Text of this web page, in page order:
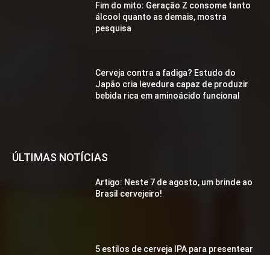
Fim do mito: Geração Z consome tanto
álcool quanto as demais, mostra
pesquisa
Cerveja contra a fadiga? Estudo do
Japão cria levedura capaz de produzir
bebida rica em aminoácido funcional
ÚLTIMAS NOTÍCIAS
Artigo: Neste 7 de agosto, um brinde ao
Brasil cervejeiro!
5 estilos de cerveja IPA para presentear